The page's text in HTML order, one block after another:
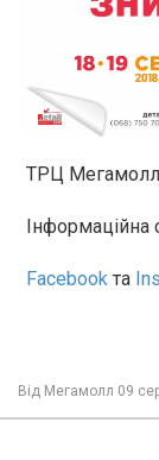
ТРЦ
Facebook та
Від Мегамолл 09